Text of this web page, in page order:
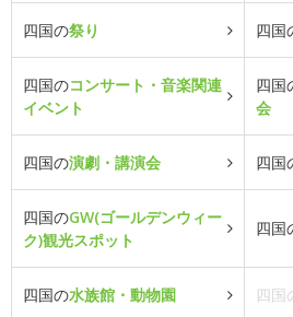
四国の祭り 四国
四国のコンサート・音楽関連
イベント
四国
会
四国の演劇・講演会 四国
四国のGW(ゴールデンウィー
ク)観光スポット
四国
四国の水族館・動物園 四国